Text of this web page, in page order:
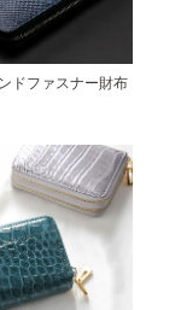
ドファスナー財布